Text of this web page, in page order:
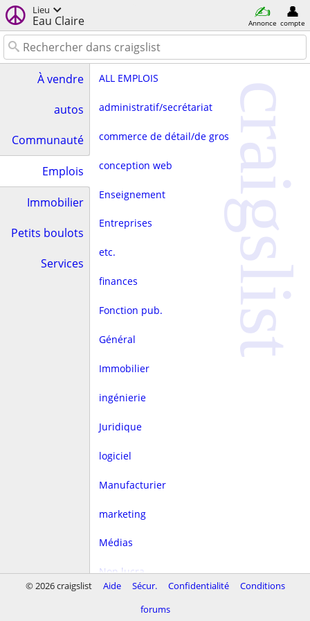
Lieu
Eau Claire Annonce compte
À vendre
autos
Communauté
Emplois
Immobilier
Petits boulots
Services
ALL EMPLOIS
administratif/secrétariat
commerce de détail/de gros
conception web
Enseignement
Entreprises
etc.
finances
Fonction pub.
Général
Immobilier
ingénierie
Juridique
logiciel
Manufacturier
marketing
Médias
Non lucra.
craigslist
© 2026 craigslist Aide Sécur. Confidentialité
Conditions
forums